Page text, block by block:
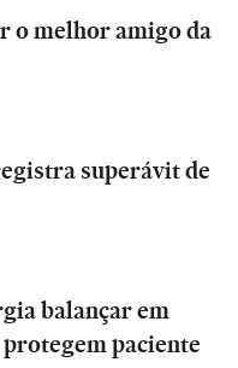
o melhor amigo da
superávit de
balançar em
paciente